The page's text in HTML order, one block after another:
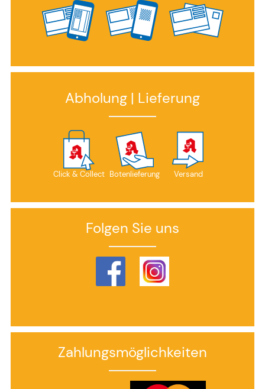
Abholung | Lieferung
Click & Collect Botenlieferung Versand
Folgen Sie uns
Zahlungsmöglichkeiten